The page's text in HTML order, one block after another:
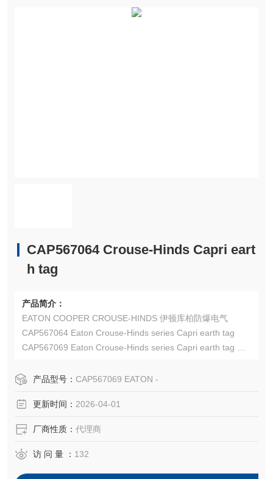
CAP567064 Crouse-Hinds Capri eart
h tag
产品简介：
EATON COOPER CROUSE-HINDS 伊顿库柏防爆电气
CAP567064 Eaton Crouse-Hinds series Capri earth tag
CAP567069 Eaton Crouse-Hinds series Capri earth tag
Co.,Ltd
产品型号： CAP567069 EATON -
更新时间： 2026-04-01
厂商性质： 代理商
访 问 量 ： 132